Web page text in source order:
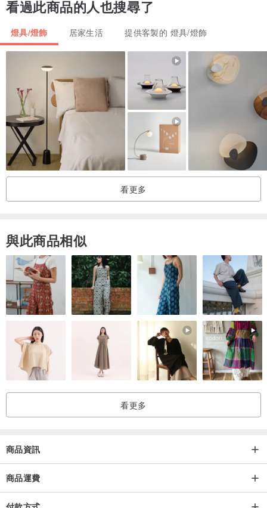
看過此商品的人也搜尋了
燈具/燈飾 居家生活 提供客製的 燈具/燈飾
看更多
與此商品相似
看更多
商品資訊
商品運費